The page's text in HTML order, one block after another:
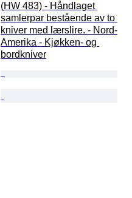
(HW 483) - Håndlaget
samlerpar bestående av to
kniver med lærslire. - Nord-
Amerika - Kjøkken- og
bordkniver